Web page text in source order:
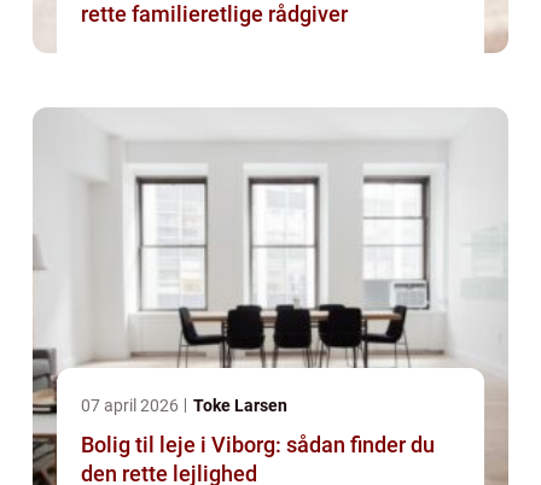
rette familieretlige rådgiver
07 april 2026 Toke Larsen
Bolig til leje i Viborg: sådan finder du
den rette lejlighed